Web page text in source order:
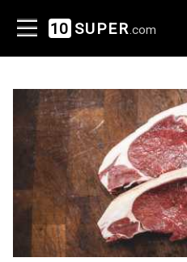
10 SUPER .com